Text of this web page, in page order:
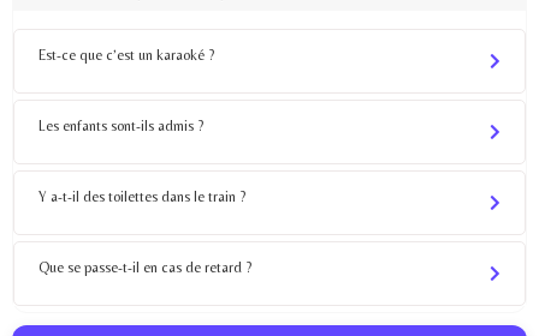
Est-ce que c’est un karaoké ?
Les enfants sont-ils admis ?
Y a-t-il des toilettes dans le train ?
Que se passe-t-il en cas de retard ?